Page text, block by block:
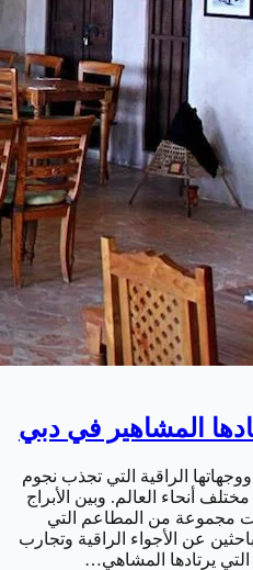
المشاهير في دبي
الراقية التي تجذب نجوم
أنحاء العالم. وبين الأبراج
مجموعة من المطاعم التي
عن الأجواء الراقية وتجارب
التي يرتادها المشاهي…